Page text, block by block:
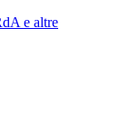
e altre